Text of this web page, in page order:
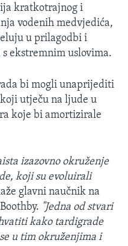
kratkotrajnog i
vodenih medvjedića,
u prilagodbi i
ekstremnim uslovima.
bi mogli unaprijediti
utječu na ljude u
koje bi amortizirale
izazovno okruženje
koji su evoluirali
glavni naučnik na
"Jedna od stvari
kako tardigrade
u tim okruženjima i